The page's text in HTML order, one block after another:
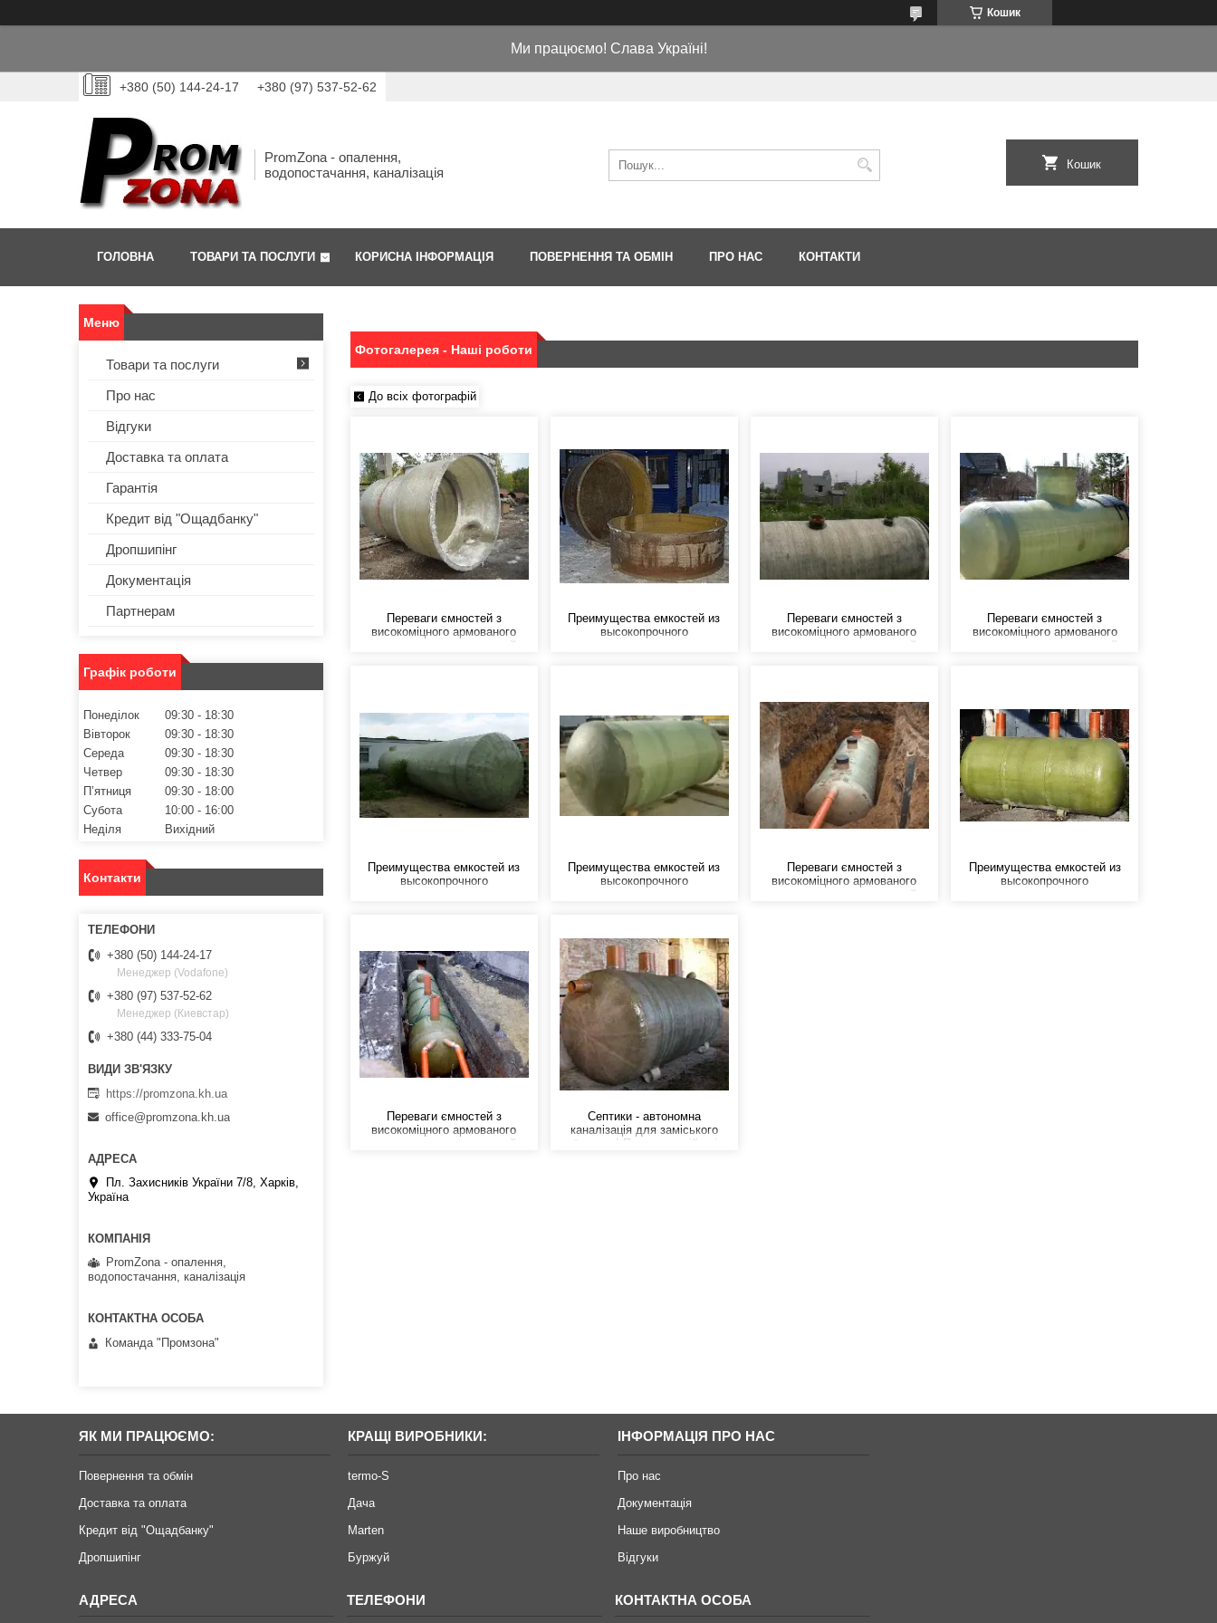
Кошик
Ми працюємо! Слава Україні!
+380 (50) 144-24-17 +380 (97) 537-52-62
PromZona - опалення,
водопостачання, каналізація
Кошик
ГОЛОВНА ТОВАРИ ТА ПОСЛУГИ КОРИСНА ІНФОРМАЦІЯ ПОВЕРНЕННЯ ТА ОБМІН ПРО НАС КОНТАКТИ
Фотогалерея - Наші роботи
До всіх фотографій
Переваги ємностей з
високоміцного армованого
склопластику - це низький
кислот та інших агресивних
Преимущества емкостей из
высокопрочного
восприимчивы к корозии, не
подвержены воздействию
кислот и других агрессивных
сред.
Переваги ємностей з
високоміцного армованого
склопластику - це низький
корозії, не схильні до впливу
кислот та інших агресивних
середовищ.
Переваги ємностей з
високоміцного армованого
склопластику - це низький
кислот та інших агресивних
середовищ.
Преимущества емкостей из
высокопрочного
(сравнимы со сталью), не
восприимчивы к корозии, не
подвержены воздействию
кислот и других агрессивных
сред.
Преимущества емкостей из
высокопрочного
прочностные характеристики
(сравнимы со сталью), не
восприимчивы к корозии, не
подвержены воздействию
кислот и других агрессивных
сред.
Переваги ємностей з
високоміцного армованого
склопластику - це низький
Преимущества емкостей из
высокопрочного
Переваги ємностей з
високоміцного армованого
склопластику - це низький
Септики - автономна
каналізація для заміського
будинку! Просто, надійно і
Товари та послуги
Про нас
Відгуки
Доставка та оплата
Гарантія
Кредит від "Ощадбанку"
Дропшипінг
Документація
Партнерам
Графік роботи
Понеділок 09:30
18:30
Вівторок
09:30
18:30
Середа
09:30
18:30
Четвер
09:30
18:30
Пʼятниця
09:30
18:00
Субота
10:00
16:00
Неділя
Вихідний
Контакти
+380 (50) 144-24-17
Менеджер (Vodafone)
+380 (97) 537-52-62
Менеджер (Киевстар)
+380 (44) 333-75-04
https://promzona.kh.ua
office@promzona.kh.ua
Пл. Захисників України 7/8, Харків,
Україна
PromZona - опалення,
водопостачання, каналізація
Команда "Промзона"
ЯК МИ ПРАЦЮЄМО:
Повернення та обмін
Доставка та оплата
Кредит від "Ощадбанку"
Дропшипінг
КРАЩІ ВИРОБНИКИ:
termo-S
Дача
Marten
Буржуй
ІНФОРМАЦІЯ ПРО НАС
Про нас
Документація
Наше виробництво
Відгуки